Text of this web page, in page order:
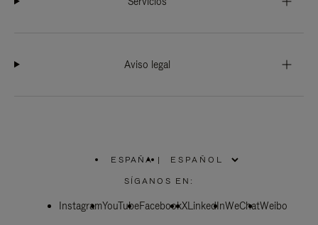
Aviso legal
ESPAÑA
ELIGE
LA
|
SÍGANOS EN:
InstagramYouTubeFacebookXLinkedInWeChatWeibo